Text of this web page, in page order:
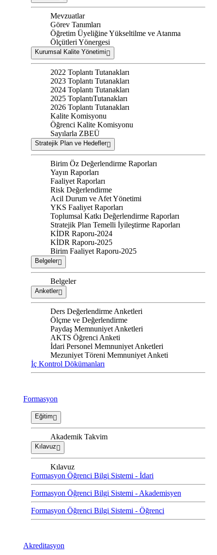
Mevzuatlar
Görev Tanımları
Öğretim Üyeliğine Yükseltilme ve Atanma
Ölçütleri Yönergesi
Kurumsal Kalite Yönetimi
2022 Toplantı Tutanakları
2023 Toplantı Tutanakları
2024 Toplantı Tutanakları
2025 ToplantıTutanakları
2026 Toplantı Tutanakları
Kalite Komisyonu
Öğrenci Kalite Komisyonu
Sayılarla ZBEÜ
Stratejik Plan ve Hedefler
Birim Öz Değerlendirme Raporları
Yayın Raporları
Faaliyet Raporları
Risk Değerlendirme
Acil Durum ve Afet Yönetimi
YKS Faaliyet Raporları
Toplumsal Katkı Değerlendirme Raporları
Stratejik Plan Temelli İyileştirme Raporları
KİDR Raporu-2024
KİDR Raporu-2025
Birim Faaliyet Raporu-2025
Belgeler
Belgeler
Anketler
Ders Değerlendirme Anketleri
Ölçme ve Değerlendirme
Paydaş Memnuniyet Anketleri
AKTS Öğrenci Anketi
İdari Personel Memnuniyet Anketleri
Mezuniyet Töreni Memnuniyet Anketi
İç Kontrol Dökümanları
Formasyon
Eğitim
Akademik Takvim
Kılavuz
Kılavuz
Formasyon Öğrenci Bilgi Sistemi - İdari
Formasyon Öğrenci Bilgi Sistemi - Akademisyen
Formasyon Öğrenci Bilgi Sistemi - Öğrenci
Akreditasyon